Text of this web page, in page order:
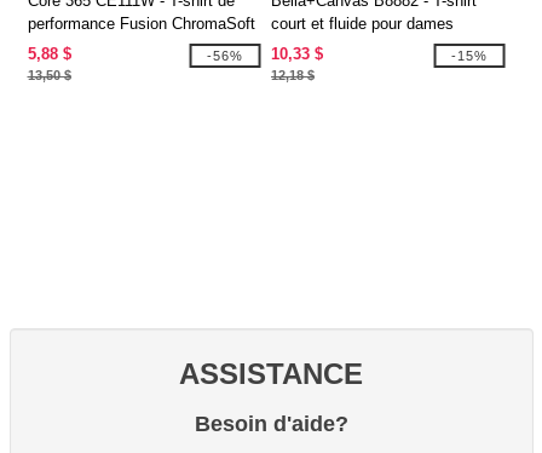
performance Fusion ChromaSoft
pour dames
5,88 $
13,50 $
-56%
court et fluide pour dames
10,33 $
12,18 $
-15%
ASSISTANCE
Besoin d'aide?